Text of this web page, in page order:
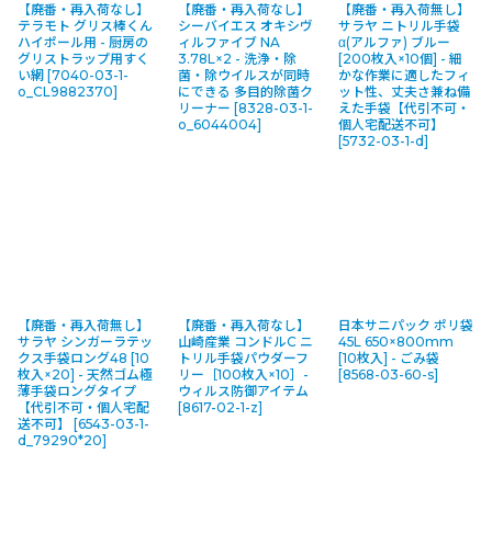
【廃番・再入荷なし】
テラモト グリス棒くん
ハイポール用 - 厨房の
グリストラップ用すく
い網 [7040-03-1-
o_CL9882370]
【廃番・再入荷なし】
シーバイエス オキシヴ
ィルファイブ NA
3.78L×2 - 洗浄・除
菌・除ウイルスが同時
にできる 多目的除菌ク
リーナー [8328-03-1-
o_6044004]
【廃番・再入荷無し】
サラヤ ニトリル手袋
α(アルファ) ブルー
[200枚入×10個] - 細
かな作業に適したフィ
ット性、丈夫さ兼ね備
えた手袋【代引不可・
個人宅配送不可】
[5732-03-1-d]
【廃番・再入荷無し】
サラヤ シンガーラテッ
クス手袋ロング48 [10
枚入×20] - 天然ゴム極
薄手袋ロングタイプ
【代引不可・個人宅配
送不可】
[6543-03-1-
d_79290*20]
【廃番・再入荷なし】
山崎産業 コンドルC ニ
トリル手袋パウダーフ
リー［100枚入×10］-
ウィルス防御アイテム
[8617-02-1-z]
日本サニパック ポリ袋
45L 650×800mm
[10枚入] - ごみ袋
[8568-03-60-s]